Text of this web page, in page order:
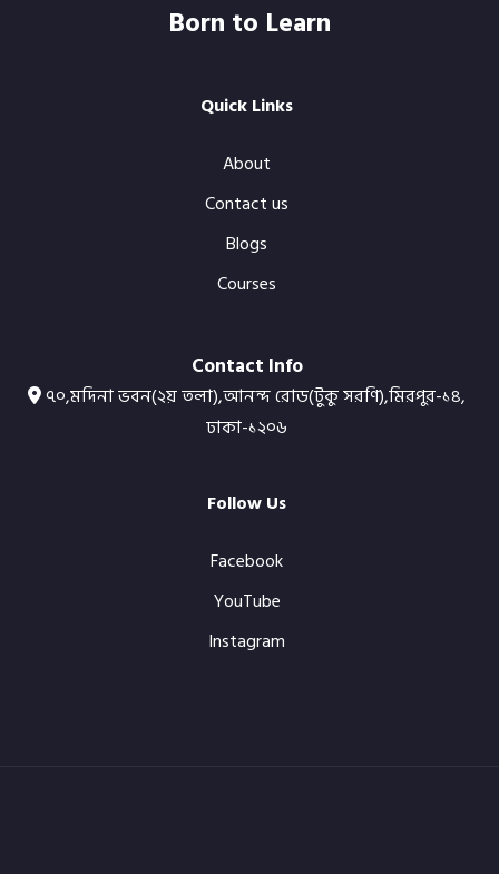
Born to Learn
Quick Links
About
Contact us
Blogs
Courses
Contact Info
৭০,মদিনা ভবন(২য় তলা),আনন্দ রোড(টুকু সরণি),মিরপুর-১৪,
ঢাকা-১২০৬
Follow Us
Facebook
YouTube
Instagram